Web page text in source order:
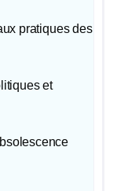
pratiques des
et